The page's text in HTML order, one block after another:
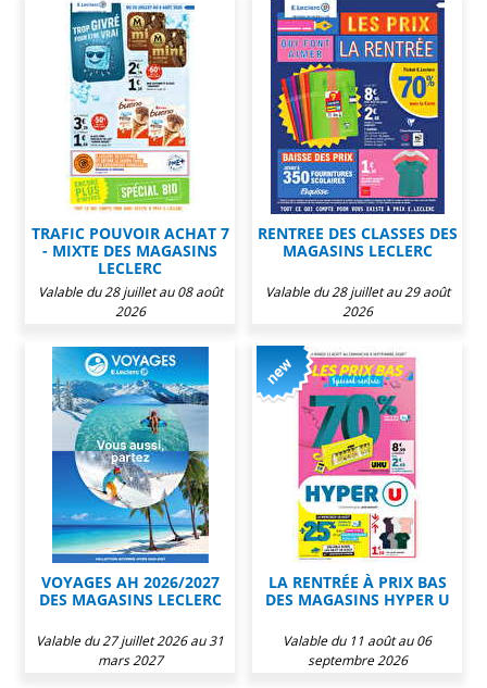
TRAFIC POUVOIR ACHAT 7
- MIXTE DES MAGASINS
LECLERC
Valable du 28 juillet au 08 août
2026
RENTREE DES CLASSES DES
MAGASINS LECLERC
Valable du 28 juillet au 29 août
2026
VOYAGES AH 2026/2027
DES MAGASINS LECLERC
Valable du 27 juillet 2026 au 31
mars 2027
LA RENTRÉE À PRIX BAS
DES MAGASINS HYPER U
Valable du 11 août au 06
septembre 2026